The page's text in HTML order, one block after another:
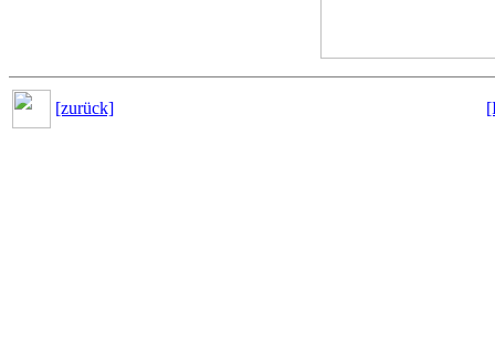
[zurück]